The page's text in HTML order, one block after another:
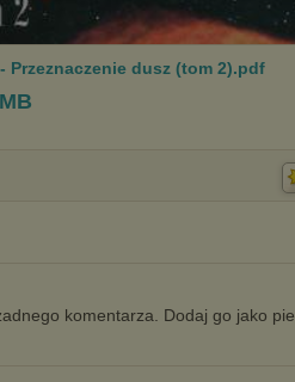
Przeznaczenie dusz (tom 2).pdf
komentarza. Dodaj go jako